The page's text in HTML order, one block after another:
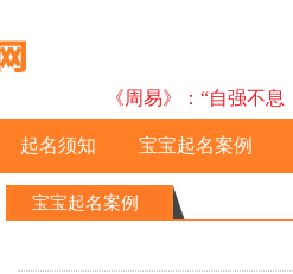
《周易》：“自强不
起名须知 宝宝起名案例
宝宝起名案例